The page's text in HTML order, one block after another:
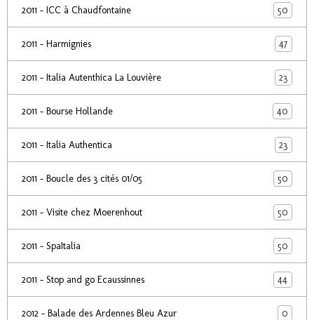
2011 - ICC à Chaudfontaine 50
2011 - Harmignies 47
2011 - Italia Autenthica La Louvière 23
2011 - Bourse Hollande 40
2011 - Italia Authentica 23
2011 - Boucle des 3 cités 01/05 50
2011 - Visite chez Moerenhout 50
2011 - SpaItalia 50
2011 - Stop and go Ecaussinnes 44
2012 - Balade des Ardennes Bleu Azur 0